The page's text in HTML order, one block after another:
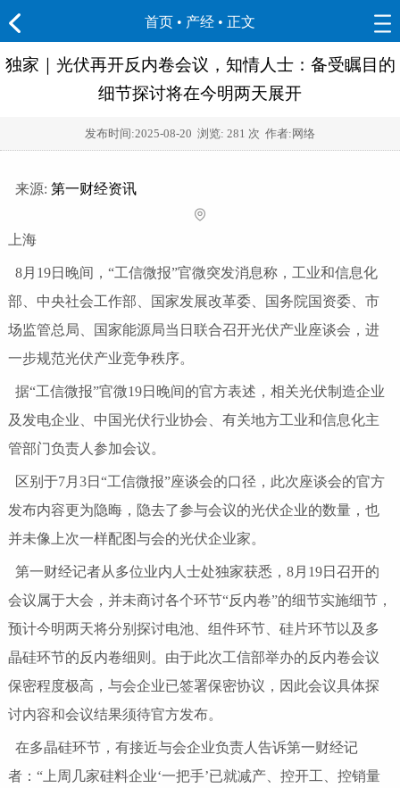
首页 • 产经 • 正文
独家｜光伏再开反内卷会议，知情人士：备受瞩目的
细节探讨将在今明两天展开
发布时间:2025-08-20 浏览: 281 次 作者:网络
来源: 第一财经资讯
上海
8月19日晚间，“工信微报”官微突发消息称，工业和信息化
部、中央社会工作部、国家发展改革委、国务院国资委、市
场监管总局、国家能源局当日联合召开光伏产业座谈会，进
一步规范光伏产业竞争秩序。
据“工信微报”官微19日晚间的官方表述，相关光伏制造企业
及发电企业、中国光伏行业协会、有关地方工业和信息化主
管部门负责人参加会议。
区别于7月3日“工信微报”座谈会的口径，此次座谈会的官方
发布内容更为隐晦，隐去了参与会议的光伏企业的数量，也
并未像上次一样配图与会的光伏企业家。
第一财经记者从多位业内人士处独家获悉，8月19日召开的
会议属于大会，并未商讨各个环节“反内卷”的细节实施细节，
预计今明两天将分别探讨电池、组件环节、硅片环节以及多
晶硅环节的反内卷细则。由于此次工信部举办的反内卷会议
保密程度极高，与会企业已签署保密协议，因此会议具体探
讨内容和会议结果须待官方发布。
在多晶硅环节，有接近与会企业负责人告诉第一财经记
者：“上周几家硅料企业‘一把手’已就减产、控开工、控销量